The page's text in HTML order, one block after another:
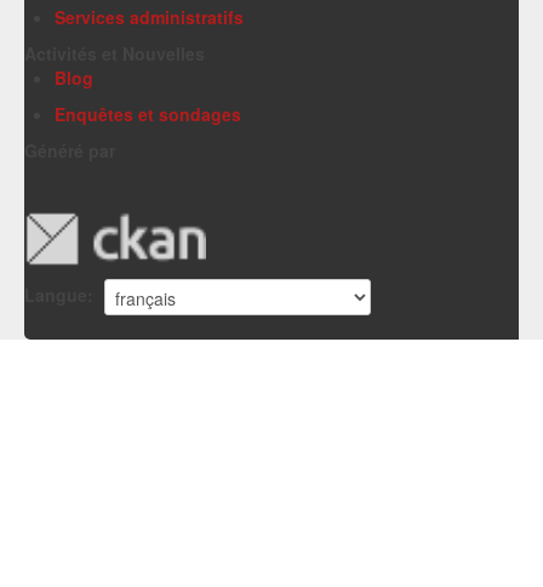
Services administratifs
Blog
Enquêtes et sondages